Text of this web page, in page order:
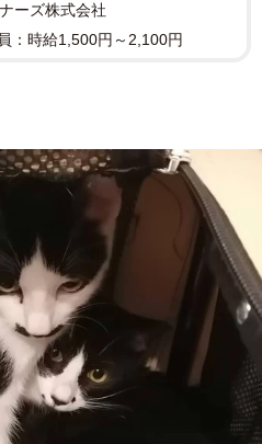
ーズ株式会社
：時給1,500円～2,100円